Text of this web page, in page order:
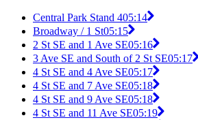
Central Park Stand 405:14
Broadway / 1 St05:15
2 St SE and 1 Ave SE05:16
3 Ave SE and South of 2 St SE05:17
4 St SE and 4 Ave SE05:17
4 St SE and 7 Ave SE05:18
4 St SE and 9 Ave SE05:18
4 St SE and 11 Ave SE05:19